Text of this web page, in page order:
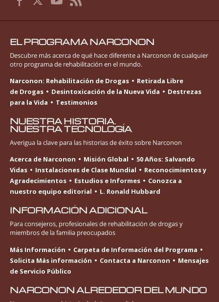
EL PROGRAMA NARCONON
Descubre más acerca de qué hace diferente a Narconon de cualquier
otro programa de rehabilitación en el mundo.
Narconon: Rehabilitación de Drogas
Retirada Libre
de Drogas
Desintoxicación de la Nueva Vida
Destrezas
para la Vida
Testimonios
NUESTRA HISTORIA.
NUESTRA TECNOLOGÍA
Averigua la clave para las historias de éxito sobre Narconon
Acerca de Narconon
Misión Global
50 Años: Salvando
Vidas
Instalaciones de Clase Mundial
Reconocimientos y
Agradecimientos
Estudios e Informes
Conozca a
nuestro equipo editorial
L. Ronald Hubbard
INFORMACIÓN ADICIONAL
Para consejeros, profesionales de rehabilitación de drogas y
miembros de la familia preocupados
Más Información
Carpeta de Información del Programa
Solicita Más información
Contacta a Narconon
Mensajes
de Servicio Público
NARCONON ALREDEDOR DEL MUNDO